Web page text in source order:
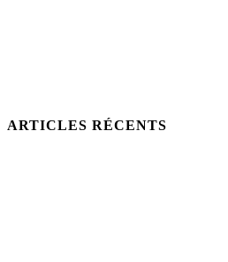
ARTICLES RÉCENTS